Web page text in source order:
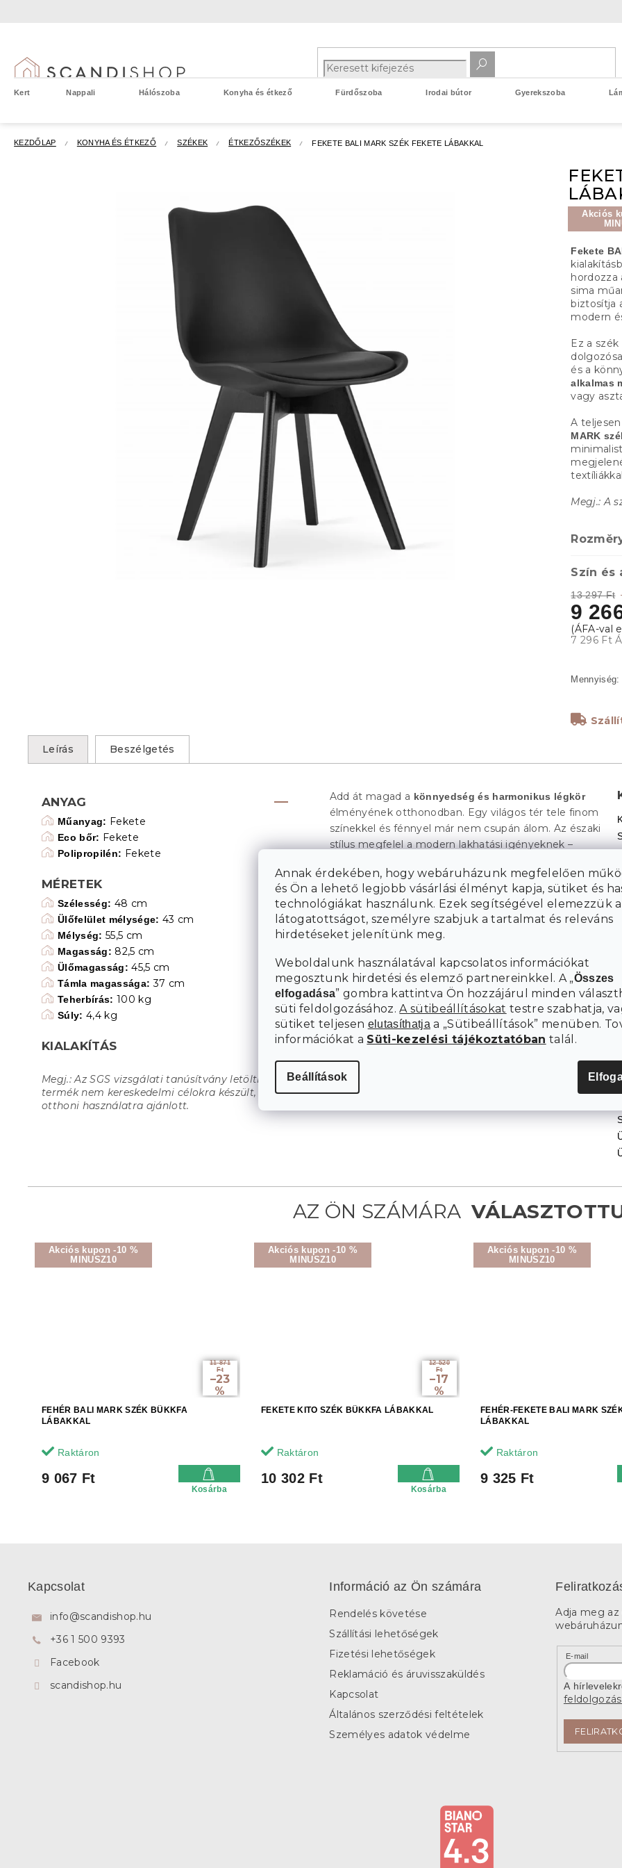
Annak érdekében, hogy webáruházunk megfelelően
és Ön a lehető legjobb vásárlási élményt kapja, sütiket és
technológiákat használunk. Ezek segítségével elemezzük a
látogatottságot, személyre szabjuk a tartalmat és releváns
hirdetéseket jelenítünk meg.
Weboldalunk használatával kapcsolatos információkat
megosztunk hirdetési és elemző partnereinkkel. A „Összes
elfogadása” gombra kattintva Ön hozzájárul minden
süti feldolgozásához.A sütibeállításokat testre szabhatja,
sütiket teljesen elutasíthatja a „Sütibeállítások” menüben.
információkat a Süti-kezelési tájékoztatóban talál.
Beállítások
Kert Nappali Hálószoba Konyha és étkező Fürdőszoba Irodai bútor Gyerekszoba
KEZDŐLAP KONYHA ÉS ÉTKEZŐ SZÉKEK ÉTKEZŐSZÉKEK FEKETE BALI MARK SZÉK FEKETE LÁBAKKAL
Akciós
13 297 Ft
9
7 296 Ft
Fekete
hordozza
sima
biztosítja
modern
Ez a
és a
alkalmas
vagy
A
MARK
Megj.: A
Szín és
Akciós kupon -10 %
MINUSZ10
11 871
Ft
–23
%
FEHÉR BALI MARK SZÉK BÜKKFA
LÁBAKKAL
Raktáron
9 067 Ft
Kosárba
Akciós kupon -10 %
MINUSZ10
12 520
Ft
–17
%
FEKETE KITO SZÉK BÜKKFA LÁBAKKAL
Raktáron
10 302 Ft
Kosárba
Akciós kupon -10 %
MINUSZ10
FEHÉR-FEKETE BALI MARK
LÁBAKKAL
Raktáron
9 325 Ft
Leírás Beszélgetés
ANYAG
Műanyag: Fekete
Eco bőr: Fekete
Polipropilén: Fekete
MÉRETEK
Szélesség: 48 cm
Ülőfelület mélysége: 43 cm
Mélység: 55,5 cm
Magasság: 82,5 cm
Ülőmagasság: 45,5 cm
Támla magassága: 37 cm
Teherbírás: 100 kg
Súly: 4,4 kg
KIALAKÍTÁS
Add át magad a könnyedség és harmonikus légkör
élményének otthonodban. Egy világos tér tele finom
színekkel és fénnyel már nem csupán álom. Az északi
stílus megfelel a modern lakhatási igényeknek –
étkezőben kiválóan érvényesül afunkcionális és
vizuálisan letisztult bútor . Afekete szín elegáns
kivitelbenremekül beilleszkedik egy világos térbe, és
kifinomult kontrasztot teremt. AFekete BALI MARK
szék fekete színbenaláhúzza a tér északi jellegét. Ne
félj kiegészíteni a belső teret
sötétkék, zöld vagy régi
rózsaszín
hangsúlyokkal – az eredeti hatás meglep
majd.
Megj.: Az SGS vizsgálati tanúsítvány letölthető. A
termék nem kereskedelmi célokra készült, csak
otthoni használatra ajánlott.
Kapcsolat
info@scandishop.hu
+36 1 500 9393
Facebook
scandishop.hu
Információ az Ön számára
Rendelés követése
Szállítási lehetőségek
Fizetési lehetőségek
Reklamáció és áruvisszaküldés
Kapcsolat
Általános szerződési feltételek
Személyes adatok védelme
Adja meg
E-mail
A